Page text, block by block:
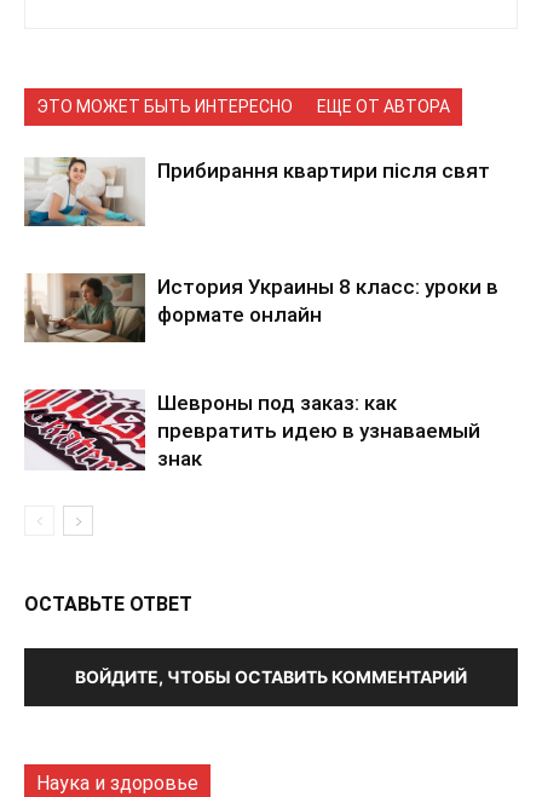
ЭТО МОЖЕТ БЫТЬ ИНТЕРЕСНО ЕЩЕ ОТ АВТОРА
Прибирання квартири після свят
История Украины 8 класс: уроки в
формате онлайн
Шевроны под заказ: как
превратить идею в узнаваемый
знак
ОСТАВЬТЕ ОТВЕТ
ВОЙДИТЕ, ЧТОБЫ ОСТАВИТЬ КОММЕНТАРИЙ
Наука и здоровье